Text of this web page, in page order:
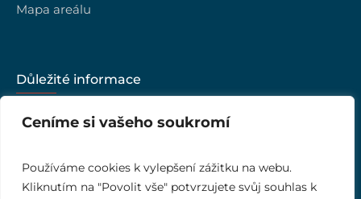
Ceníme si vašeho soukromí
Používáme cookies k vylepšení zážitku na webu.
Kliknutím na "Povolit vše" potvrzujete svůj souhlas k
Mapa areálu
Důležité informace
Kariéra
Kvalita
Ombudsman